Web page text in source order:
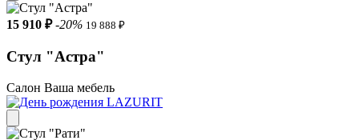
15 910 ₽ -20% 19 888 ₽
Стул "Астра"
Салон Ваша мебель